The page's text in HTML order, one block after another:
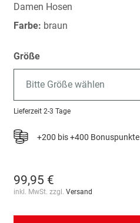
springen
Damen Hosen
Farbe: braun
Größe
Bitte Größe wählen
Lieferzeit 2-3 Tage
+200 bis +400 Bonuspunkte
99,95 €
inkl. MwSt. zzgl. Versand